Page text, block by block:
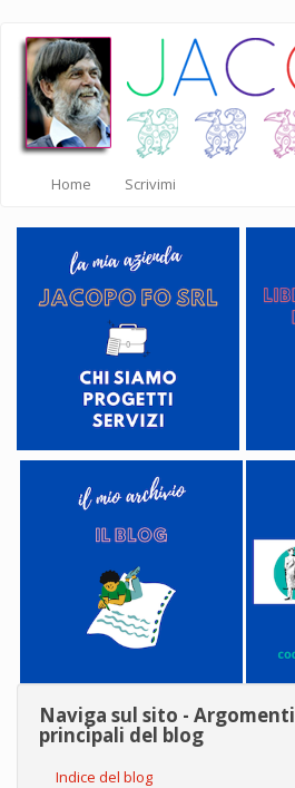
Salta
contenuto
principale
Home Scrivimi
Naviga sul sito - Argomenti
principali del blog
Indice del blog